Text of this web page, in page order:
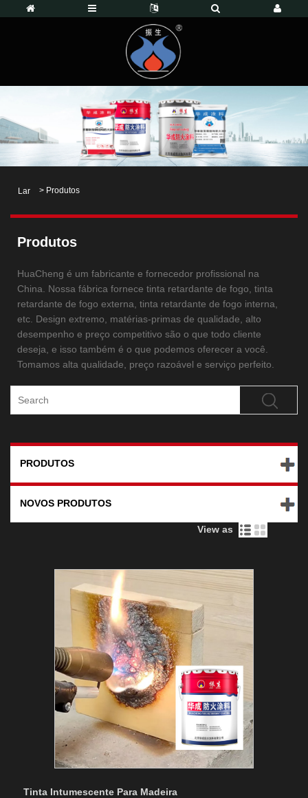
Lar > Produtos
Produtos
HuaCheng é um fabricante e fornecedor profissional na
China. Nossa fábrica fornece tinta retardante de fogo, tinta
retardante de fogo externa, tinta retardante de fogo interna,
etc. Design extremo, matérias-primas de qualidade, alto
desempenho e preço competitivo são o que todo cliente
deseja, e isso também é o que podemos oferecer a você.
Tomamos alta qualidade, preço razoável e serviço perfeito.
PRODUTOS
NOVOS PRODUTOS
View as
Tinta Intumescente Para Madeira